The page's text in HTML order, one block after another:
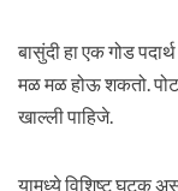
बासुंदी हा एक गोड
मळ मळ होऊ शकतो.
खाल्ली पाहिजे.
यामध्ये विशिष्ट घटक